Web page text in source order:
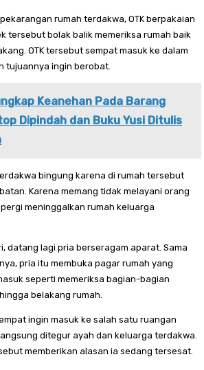
rumah terdakwa, OTK berpakaian
tersebut bolak balik memeriksa rumah baik
OTK tersebut sempat masuk ke dalam
tujuannya ingin berobat.
Keanehan Pada Barang
Dipindah dan Buku Yusi Ditulis
bingung karena di rumah tersebut
Karena memang tidak melayani orang
meninggalkan rumah keluarga
datang lagi pria berseragam aparat. Sama
pria itu membuka pagar rumah yang
seperti memeriksa bagian-bagian
belakang rumah.
ingin masuk ke salah satu ruangan
ditegur ayah dan keluarga terdakwa.
memberikan alasan ia sedang tersesat.